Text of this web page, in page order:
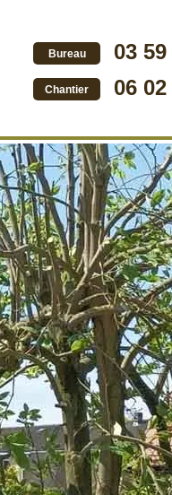
Bureau 03
Chantier 06